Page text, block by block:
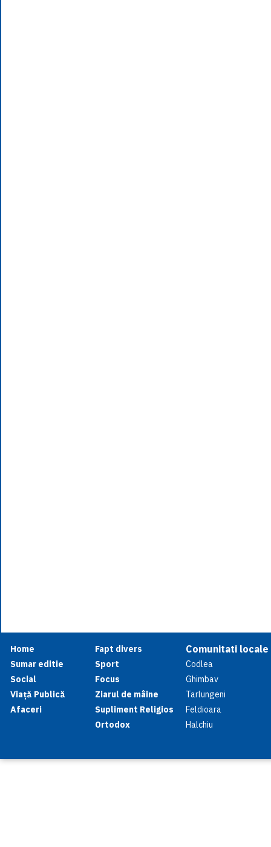
Home
Sumar editie
Social
Viață Publică
Afaceri
Fapt divers
Sport
Focus
Ziarul de mâine
Supliment Religios
Ortodox
Comunitati locale
Codlea
Ghimbav
Tarlungeni
Feldioara
Halchiu